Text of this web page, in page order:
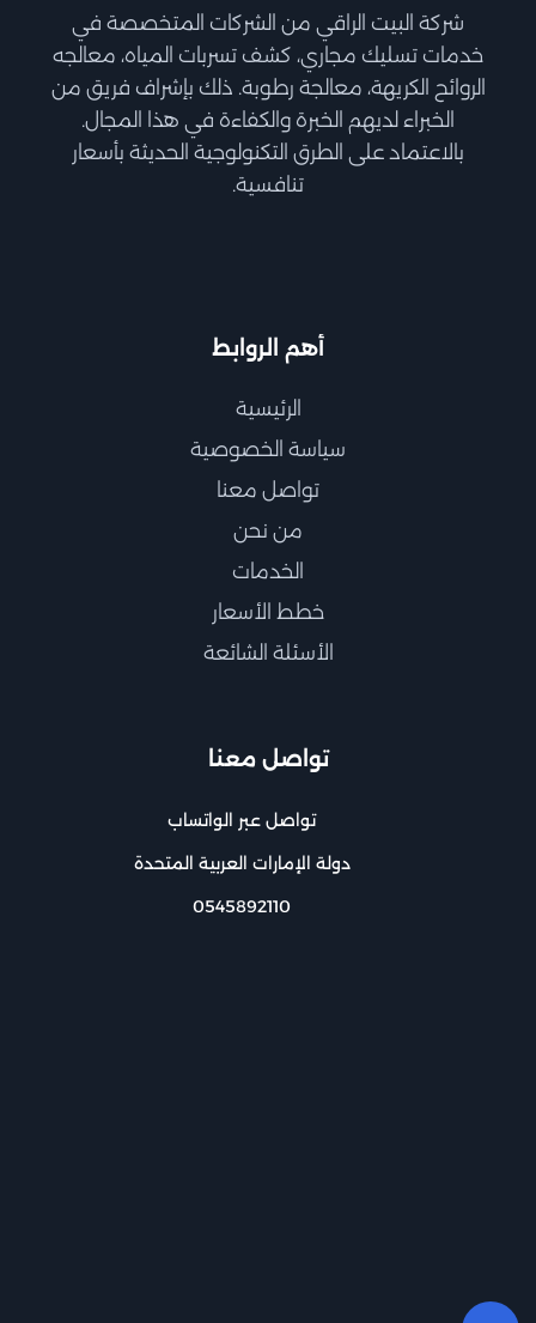
شركة البيت الراقي من الشركات المتخصصة في
خدمات تسليك مجاري، كشف تسربات المياه، معالجه
الروائح الكريهة، معالجة رطوبة. ذلك بإشراف فريق من
الخبراء لديهم الخبرة والكفاءة في هذا المجال.
بالاعتماد على الطرق التكنولوجية الحديثة بأسعار
تنافسية.
أهم الروابط
الرئيسية
سياسة الخصوصية
تواصل معنا
من نحن
الخدمات
خطط الأسعار
الأسئلة الشائعة
تواصل معنا
تواصل عبر الواتساب
دولة الإمارات العربية المتحدة
0545892110